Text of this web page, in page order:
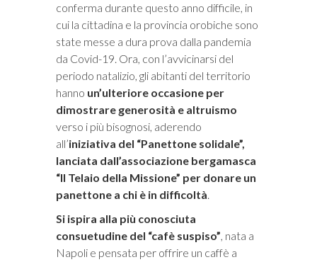
conferma durante questo anno difficile, in
cui la cittadina e la provincia orobiche sono
state messe a dura prova dalla pandemia
da Covid-19. Ora, con l’avvicinarsi del
periodo natalizio, gli abitanti del territorio
hanno un’ulteriore occasione per
dimostrare generosità e altruismo
verso i più bisognosi, aderendo
all’iniziativa del “Panettone solidale”,
lanciata dall’associazione bergamasca
“Il Telaio della Missione” per donare un
panettone a chi è in difficoltà.
Si ispira alla più conosciuta
consuetudine del “cafè suspiso”, nata a
Napoli e pensata per offrire un caffè a